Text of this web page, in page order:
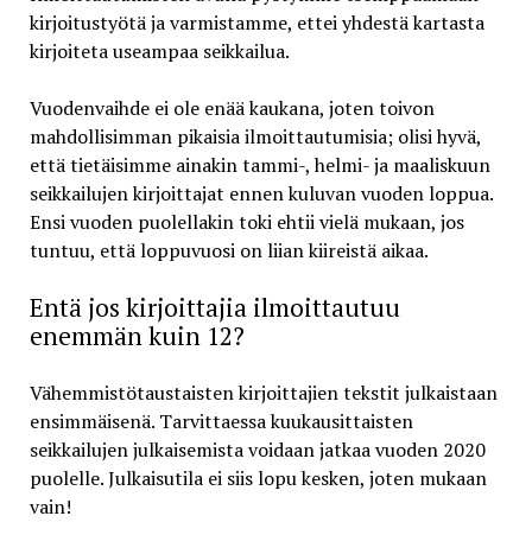
kirjoitustyötä ja varmistamme, ettei yhdestä kartasta
kirjoiteta useampaa seikkailua.
Vuodenvaihde ei ole enää kaukana, joten toivon
mahdollisimman pikaisia ilmoittautumisia; olisi hyvä,
että tietäisimme ainakin tammi-, helmi- ja maaliskuun
seikkailujen kirjoittajat ennen kuluvan vuoden loppua.
Ensi vuoden puolellakin toki ehtii vielä mukaan, jos
tuntuu, että loppuvuosi on liian kiireistä aikaa.
Entä jos kirjoittajia ilmoittautuu
enemmän kuin 12?
Vähemmistötaustaisten kirjoittajien tekstit julkaistaan
ensimmäisenä. Tarvittaessa kuukausittaisten
seikkailujen julkaisemista voidaan jatkaa vuoden 2020
puolelle. Julkaisutila ei siis lopu kesken, joten mukaan
vain!